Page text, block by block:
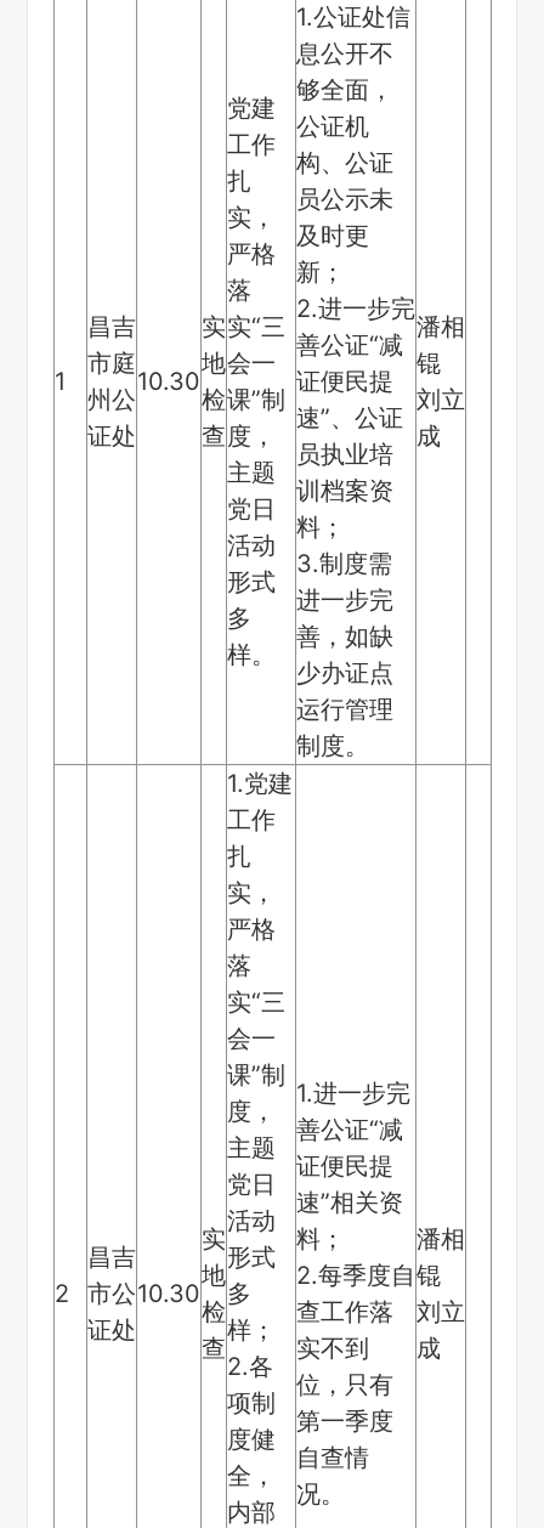
1
昌吉
市庭
州公
证处
10.30
实
地
检
查
党建
工作
扎
实，
严格
落
实“三
会一
课”制
度，
主题
党日
活动
形式
多
样。
1.公证处信
息公开不
够全面，
公证机
构、公证
员公示未
及时更
新；
2.进一步完
善公证“减
证便民提
速”、公证
员执业培
训档案资
料；
3.制度需
进一步完
善，如缺
少办证点
运行管理
制度。
潘相
锟
刘立
成
2
昌吉
市公
证处
10.30
实
地
检
查
1.党建
工作
扎
实，
严格
落
实“三
会一
课”制
度，
主题
党日
活动
形式
多
样；
2.各
项制
度健
全，
内部
1.进一步完
善公证“减
证便民提
速”相关资
料；
2.每季度自
查工作落
实不到
位，只有
第一季度
自查情
况。
潘相
锟
刘立
成